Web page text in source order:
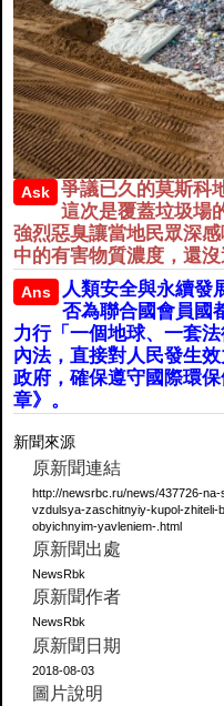
Ask
爭議已久的莫斯科
這次是覆蓋垃圾場
強烈惡臭讓當地民眾深
中的有害物質濃度，還
Ans
人類安全與永續發
否為聯合國會員國
力行「一個地球、一套
內法，直接對人民發生
政府，確保遵守國際環
章》。
新聞來源
原新聞連結
http://newsrbc.ru/news/437726-
vzdulsya-zaschitnyiy-kupol-
obyichnyim-yavleniem-.html
原新聞出處
NewsRbk
原新聞作者
NewsRbk
原新聞日期
2018-08-03
圖片說明